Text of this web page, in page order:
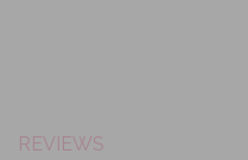
REVIEWS